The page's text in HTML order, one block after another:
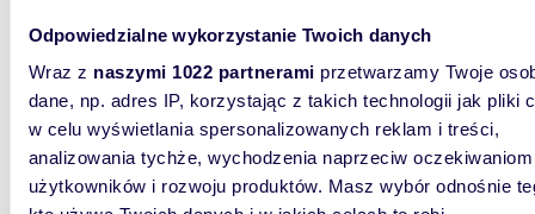
Odpowiedzialne wykorzystanie Twoich danych
Wraz z naszymi 1022 partnerami przetwarzamy Twoje
dane, np. adres IP, korzystając z takich technologii jak pliki
w celu wyświetlania spersonalizowanych reklam i treści,
analizowania tychże, wychodzenia naprzeciw oczekiwaniom
użytkowników i rozwoju produktów. Masz wybór odnośnie
39m
Przestronne 39 m² z balkonem, blisko